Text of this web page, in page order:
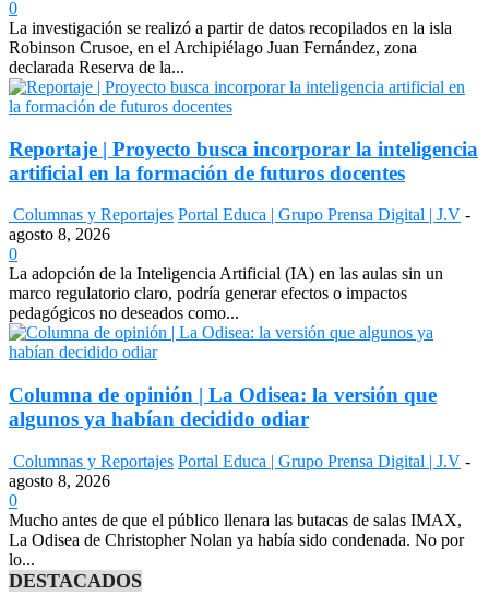
0
La investigación se realizó a partir de datos recopilados en la isla
Robinson Crusoe, en el Archipiélago Juan Fernández, zona
declarada Reserva de la...
Reportaje | Proyecto busca incorporar la inteligencia
artificial en la formación de futuros docentes
Columnas y Reportajes Portal Educa | Grupo Prensa Digital | J.V -
agosto 8, 2026
0
La adopción de la Inteligencia Artificial (IA) en las aulas sin un
marco regulatorio claro, podría generar efectos o impactos
pedagógicos no deseados como...
Columna de opinión | La Odisea: la versión que
algunos ya habían decidido odiar
Columnas y Reportajes Portal Educa | Grupo Prensa Digital | J.V -
agosto 8, 2026
0
Mucho antes de que el público llenara las butacas de salas IMAX,
La Odisea de Christopher Nolan ya había sido condenada. No por
lo...
DESTACADOS